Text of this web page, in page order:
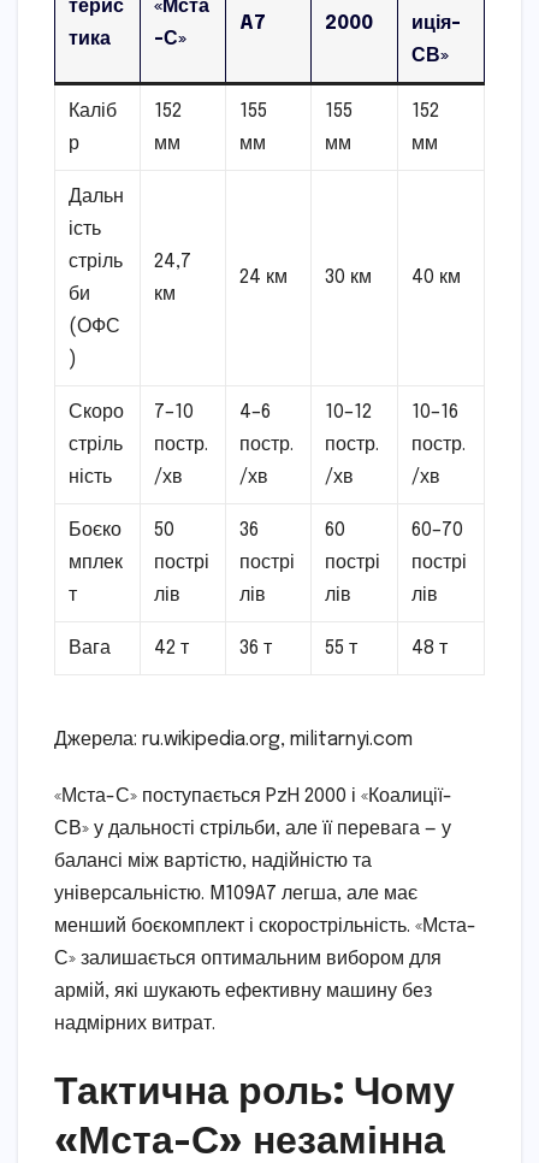
терис
тика
«Мста
-С»
A7
2000
иція-
СВ»
Каліб
р
152
мм
155
мм
155
мм
152
мм
Дальн
ість
стріль
би
(ОФС
)
24,7
км
24 км 30 км 40 км
Скоро
стріль
ність
7–10
постр.
/хв
4–6
постр.
/хв
10–12
постр.
/хв
10–16
постр.
/хв
Боєко
мплек
т
50
пострі
лів
36
пострі
лів
60
пострі
лів
60–70
пострі
лів
Вага 42 т 36 т 55 т 48 т
Джерела: ru.wikipedia.org, militarnyi.com
«Мста-С» поступається PzH 2000 і «Коалиції-
СВ» у дальності стрільби, але її перевага — у
балансі між вартістю, надійністю та
універсальністю. M109A7 легша, але має
менший боєкомплект і скорострільність. «Мста-
С» залишається оптимальним вибором для
армій, які шукають ефективну машину без
надмірних витрат.
Тактична роль: Чому
«Мста-С» незамінна